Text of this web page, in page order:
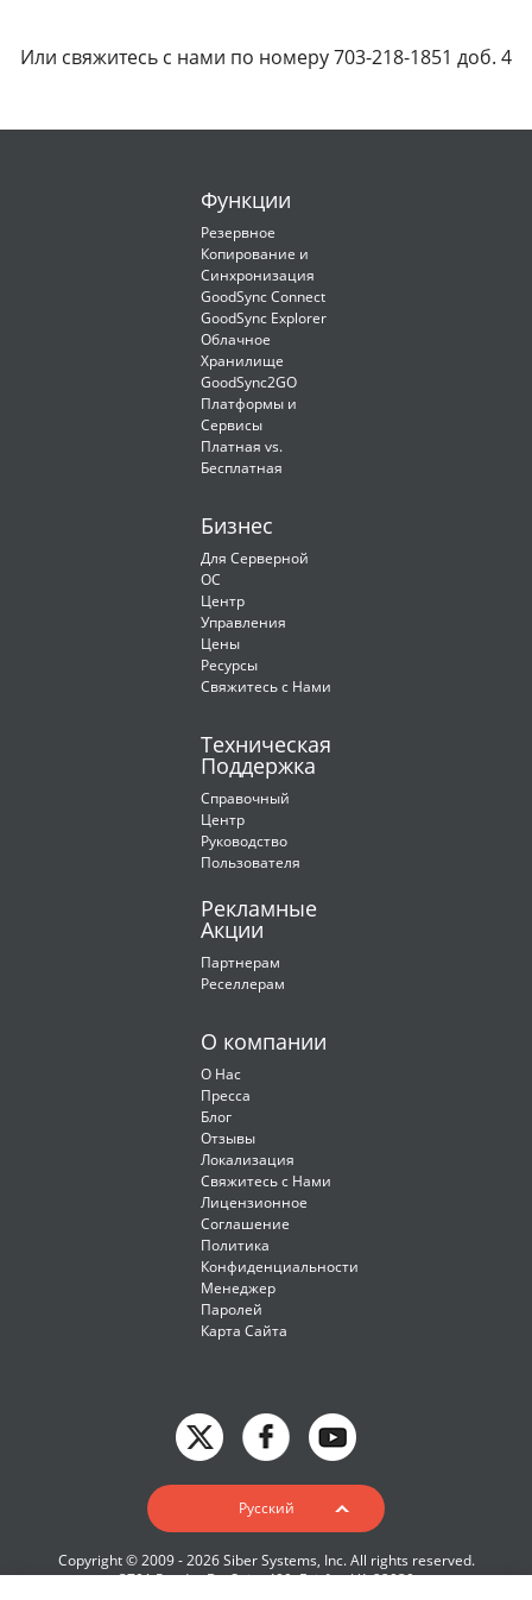
Или свяжитесь с нами по номеру 703-218-1851 доб. 4
Функции
Резервное
Копирование и
Синхронизация
GoodSync Connect
GoodSync Explorer
Облачное
Хранилище
GoodSync2GO
Платформы и
Сервисы
Платная vs.
Бесплатная
Бизнес
Для Cерверной
ОС
Центр
Управления
Цены
Ресурсы
Свяжитесь с Нами
Техническая
Поддержка
Справочный
Центр
Руководство
Пользователя
Рекламные
Акции
Партнерам
Реселлерам
О компании
О Нас
Пресса
Блог
Отзывы
Локализация
Свяжитесь с Нами
Лицензионное
Соглашение
Политика
Конфиденциальности
Менеджер
Паролей
Карта Сайта
Pyccкий
English
Deutsch
Español-419
Copyright © 2009 - 2026 Siber Systems, Inc. All rights reserved.
3701 Pender Dr, Suite 400, Fairfax, VA 22030